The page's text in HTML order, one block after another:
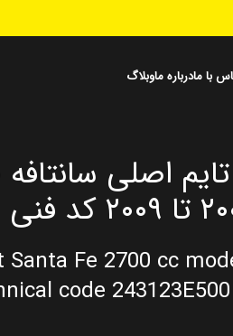
با مادرباره ماوبلاگ
Fe 2700 cc
code 243123E500